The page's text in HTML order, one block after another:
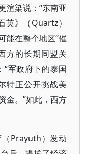
渲染说：“东南亚
英》（Quartz）
能在整个地区“催
方的长期同盟关
“军政府下的泰国
特正公开挑战美
金。”如此，西方
Prayuth）发动